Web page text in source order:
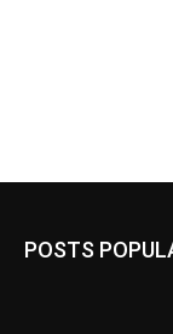
POSTS